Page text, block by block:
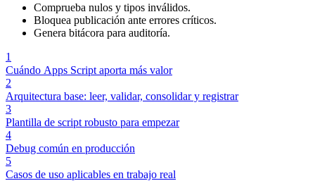
Comprueba nulos y tipos inválidos.
Bloquea publicación ante errores críticos.
Genera bitácora para auditoría.
1
Cuándo Apps Script aporta más valor
2
Arquitectura base: leer, validar, consolidar y registrar
3
Plantilla de script robusto para empezar
4
Debug común en producción
5
Casos de uso aplicables en trabajo real